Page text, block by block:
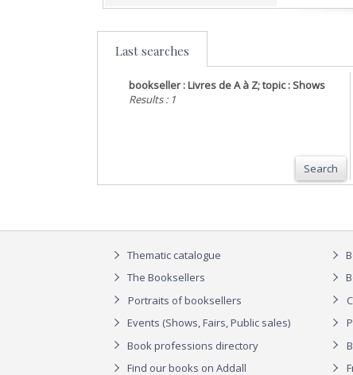
Last searches
bookseller : Livres de A à Z; topic : Shows
Results : 1
Search
Thematic catalogue
The Booksellers
Portraits of booksellers
Events (Shows, Fairs, Public sales)
Book professions directory
Find our books on Addall